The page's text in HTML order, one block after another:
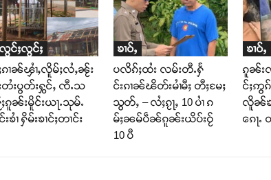
လွင်ႈလွင်ႈ
ၵၢၼ်ၾၢႆႇလိူမ်ႈလႆႇၼႂ်း
တႆးပွတ်းႁွင်ႇ ၸီႉသ
ႈၵူၼ်းမိူင်းယႃႉသုမ်ႉ
ၶၢႆ ႁိမ်းၶၢင်ႈတၢင်း
ၶၢဝ်ႇ
ပလိၵ်ႈထႆး လမ်းတီႉႁႅ
င်းၵၢၼ်ၽိတ်းမၢႆမီႈ တီႈမႄႈ
သွတ်ႇ – လႆႈၵႂႃႇ 10 ပၢႆ ၵ
မ်ႈၼမ်ပဵၼ်ၵူၼ်းယိပ်းဝႂ်
10 ပီ
ၶၢဝ်ႇ
ၵူၼ်း
င်ႈဢွၵ်
လိူၼ်ၶ
ၵေႃႉ